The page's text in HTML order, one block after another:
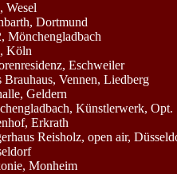
Wesel
Dortmund
Mönchengladbach
Köln
Eschweiler
Brauhaus, Vennen, Liedberg
Geldern
Künstlerwerk, Opt.
Erkrath
Reisholz, open air,
Monheim